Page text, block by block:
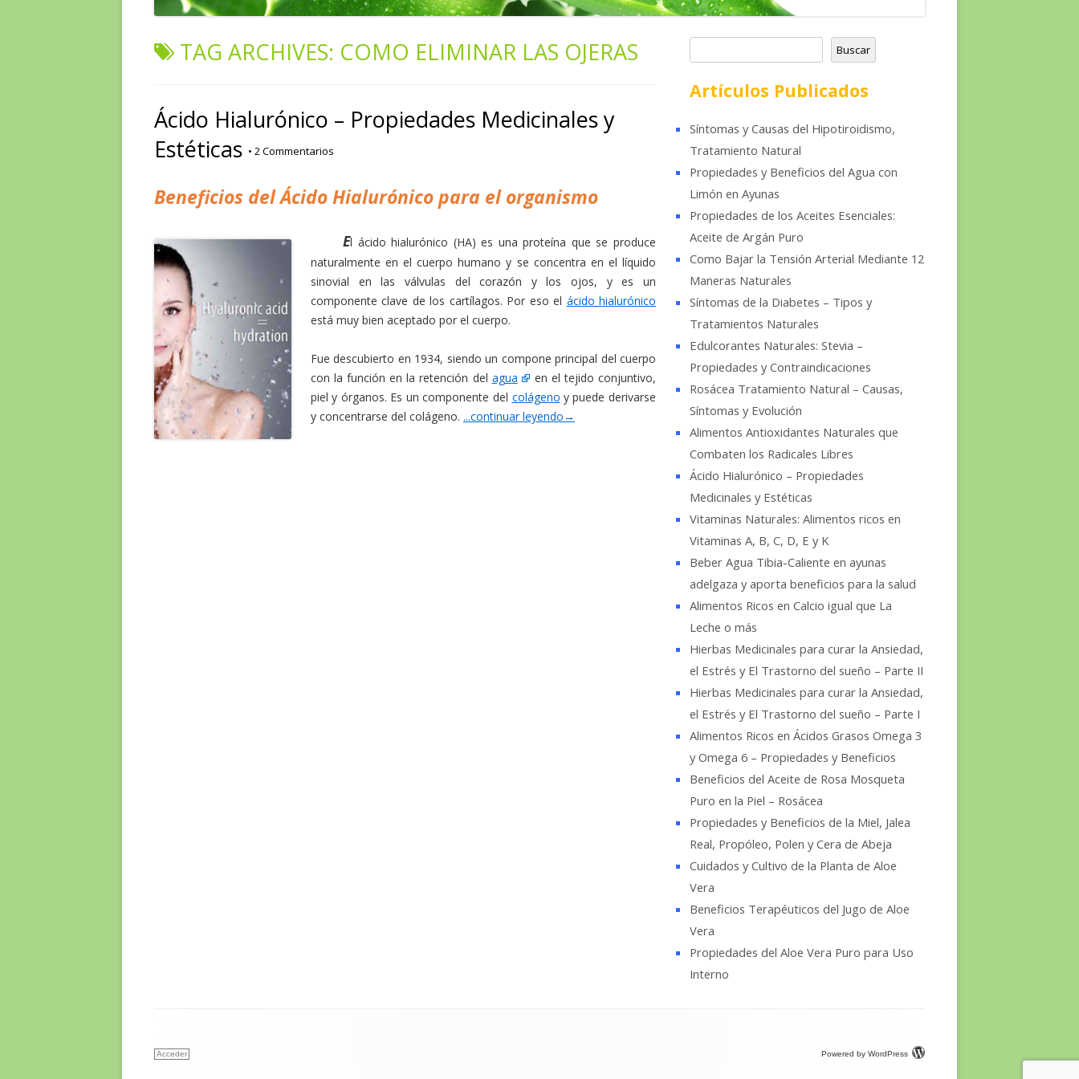
TAG ARCHIVES: COMO ELIMINAR LAS OJERAS
Ácido Hialurónico – Propiedades Medicinales y
Estéticas • 2 Commentarios
Beneficios del Ácido Hialurónico para el organismo
El ácido hialurónico (HA) es una proteína que se produce
naturalmente en el cuerpo humano y se concentra en el líquido
sinovial en las válvulas del corazón y los ojos, y es un
componente clave de los cartílagos. Por eso el ácido hialurónico
está muy bien aceptado por el cuerpo.
Fue descubierto en 1934, siendo un compone principal del cuerpo
con la función en la retención del agua
en el tejido conjuntivo,
piel y órganos. Es un componente del colágeno y puede derivarse
y concentrarse del colágeno. ...continuar leyendo→
u
s
a
Buscar
Artículos Publicados
Síntomas y Causas del Hipotiroidismo,
Tratamiento Natural
Propiedades y Beneficios del Agua con
Limón en Ayunas
Propiedades de los Aceites Esenciales:
Aceite de Argán Puro
Como Bajar la Tensión Arterial Mediante 12
Maneras Naturales
Síntomas de la Diabetes – Tipos y
Tratamientos Naturales
Edulcorantes Naturales: Stevia –
Propiedades y Contraindicaciones
Rosácea Tratamiento Natural – Causas,
Síntomas y Evolución
Alimentos Antioxidantes Naturales que
Combaten los Radicales Libres
Ácido Hialurónico – Propiedades
Medicinales y Estéticas
Vitaminas Naturales: Alimentos ricos en
Vitaminas A, B, C, D, E y K
Beber Agua Tibia-Caliente en ayunas
adelgaza y aporta beneficios para la salud
Alimentos Ricos en Calcio igual que La
Leche o más
Hierbas Medicinales para curar la Ansiedad,
el Estrés y El Trastorno del sueño – Parte II
Hierbas Medicinales para curar la Ansiedad,
el Estrés y El Trastorno del sueño – Parte I
Alimentos Ricos en Ácidos Grasos Omega 3
y Omega 6 – Propiedades y Beneficios
Beneficios del Aceite de Rosa Mosqueta
Puro en la Piel – Rosácea
Propiedades y Beneficios de la Miel, Jalea
Real, Propóleo, Polen y Cera de Abeja
Cuidados y Cultivo de la Planta de Aloe
Vera
Beneficios Terapéuticos del Jugo de Aloe
Vera
Propiedades del Aloe Vera Puro para Uso
Interno
Acceder Powered by WordPress